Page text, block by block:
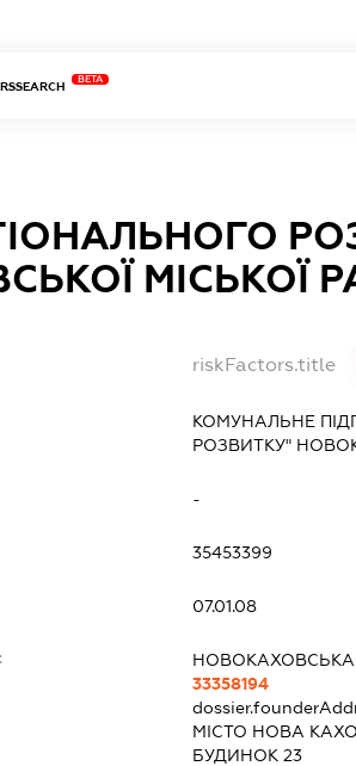
BETA
МІСЬКОЇ
riskFactors.title
КОМУНАЛЬНЕ
РОЗВИТКУ"
-
35453399
07.01.08
НОВОКАХОВСЬКА
33358194
МІСТО НОВА
БУДИНОК 23